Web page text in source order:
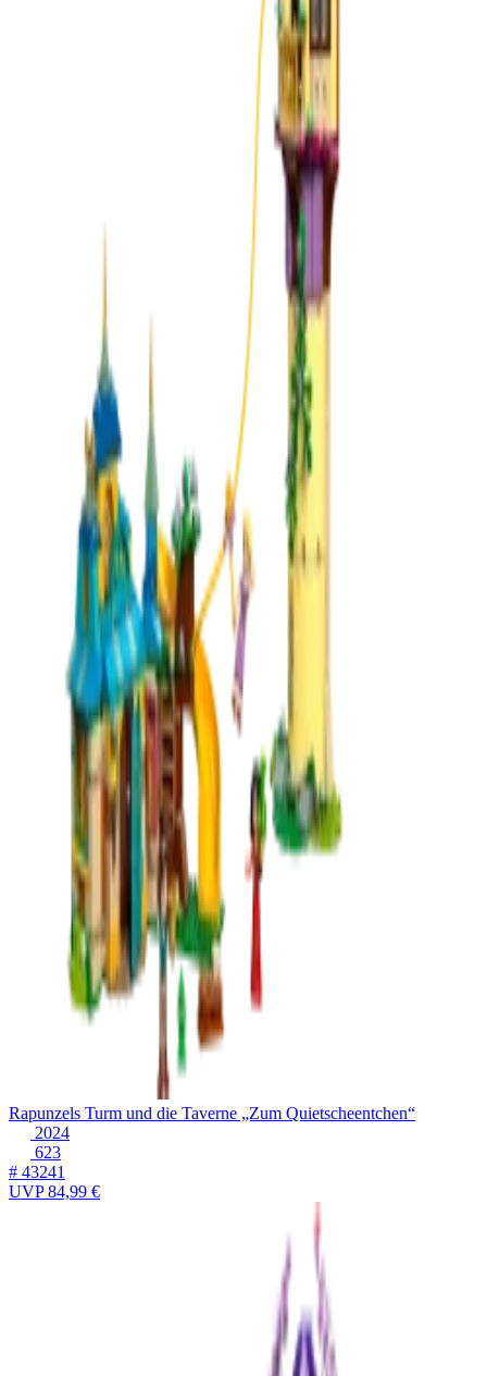
Rapunzels Turm und die Taverne „Zum Quietscheentchen“
2024
623
# 43241
UVP84,99 €